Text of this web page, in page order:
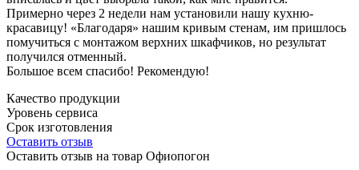
Примерно через 2 недели нам установили нашу кухню-
красавицу! «Благодаря» нашим кривым стенам, им пришлось
помучиться с монтажом верхних шкафчиков, но результат
получился отменный.
Большое всем спасибо! Рекомендую!
Качество продукции
Уровень сервиса
Срок изготовления
Оставить отзыв
Оставить отзыв на товар Офиопогон